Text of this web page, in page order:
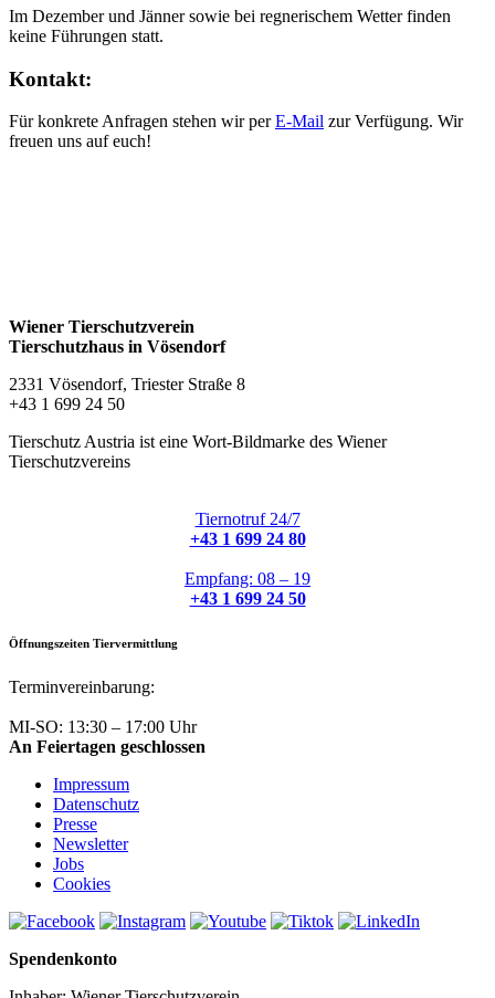
Im Dezember und Jänner sowie bei regnerischem Wetter finden
keine Führungen statt.
Kontakt:
Für konkrete Anfragen stehen wir perE-Mail zur Verfügung. Wir
freuen uns auf euch!
Wiener Tierschutzverein
Tierschutzhaus in Vösendorf
2331 Vösendorf, Triester Straße 8
+43 1 699 24 50
Tierschutz Austria ist eine Wort-Bildmarke des Wiener
Tierschutzvereins
Tiernotruf 24/7
+43 1 699 24 80
Empfang: 08 – 19
+43 1 699 24 50
Öffnungszeiten Tiervermittlung
Terminvereinbarung:
MI-SO: 13:30 – 17:00 Uhr
An Feiertagen geschlossen
Impressum
Datenschutz
Presse
Newsletter
Jobs
Cookies
Spendenkonto